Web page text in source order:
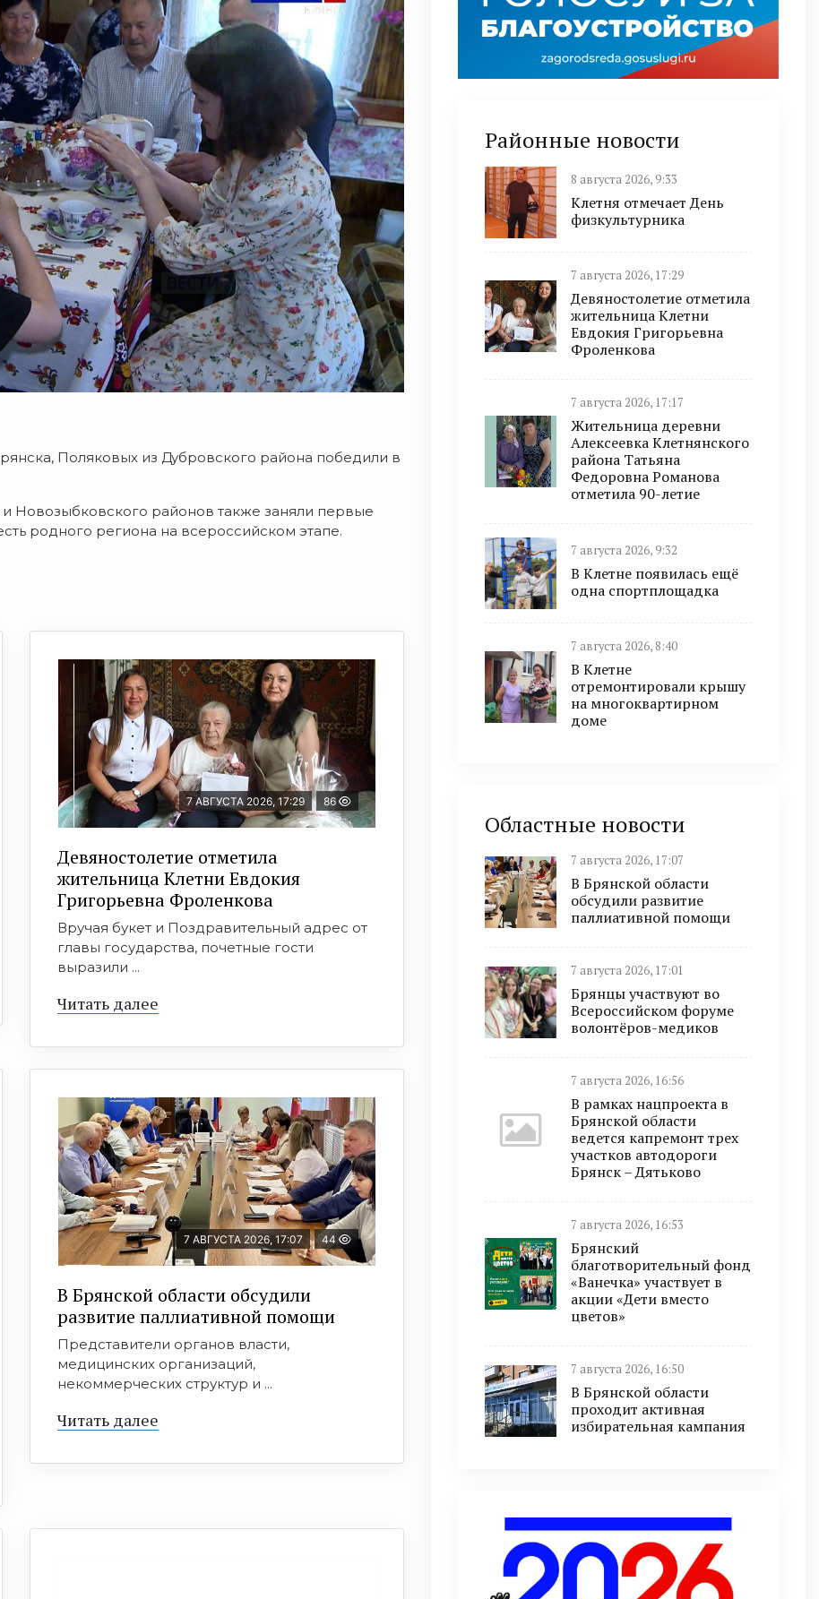
Поляковых из Дубровского района победили в
Новозыбковского районов также заняли первые
родного региона на всероссийском этапе.
7 АВГУСТА 2026, 17:29 86
Девяностолетие отметила
жительница Клетни Евдокия
Григорьевна Фроленкова
Вручая букет и Поздравительный адрес от
главы государства, почетные гости
выразили ...
Читать далее
7 АВГУСТА 2026, 17:07 44
В Брянской области обсудили
развитие паллиативной помощи
Представители органов власти,
медицинских организаций,
некоммерческих структур и ...
Читать далее
Районные новости
8 августа 2026, 9:33
Клетня отмечает День
физкультурника
7 августа 2026, 17:29
Девяностолетие отметила
жительница Клетни
Евдокия Григорьевна
Фроленкова
7 августа 2026, 17:17
Жительница деревни
Алексеевка Клетнянского
района Татьяна
Федоровна Романова
отметила 90-летие
7 августа 2026, 9:32
В Клетне появилась ещё
одна спортплощадка
7 августа 2026, 8:40
В Клетне
отремонтировали крышу
на многоквартирном
доме
Областные новости
7 августа 2026, 17:07
В Брянской области
обсудили развитие
паллиативной помощи
7 августа 2026, 17:01
Брянцы участвуют во
Всероссийском форуме
волонтёров-медиков
7 августа 2026, 16:56
В рамках нацпроекта в
Брянской области
ведется капремонт трех
участков автодороги
Брянск – Дятьково
7 августа 2026, 16:53
Брянский
благотворительный фонд
«Ванечка» участвует в
акции «Дети вместо
цветов»
7 августа 2026, 16:50
В Брянской области
проходит активная
избирательная кампания